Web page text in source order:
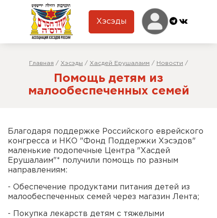
Хэсэды
Главная / Хэсэды / Хасдей Ерушалаим / Новости /
Помощь детям из
малообеспеченных семей
Благодаря поддержке Российского еврейского
конгресса и НКО "Фонд Поддержки Хэсэдов"
маленькие подопечные Центра "Хасдей
Ерушалаим"* получили помощь по разным
направлениям:
- Обеспечение продуктами питания детей из
малообеспеченных семей через магазин Лента;
- Покупка лекарств детям с тяжелыми